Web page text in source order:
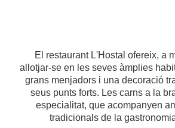
El restaurant L'Hostal ofereix, a
allotjar-se en les seves àmplies
grans menjadors i una decoració
seus punts forts. Les carns a la
especialitat, que acompanyen
tradicionals de la